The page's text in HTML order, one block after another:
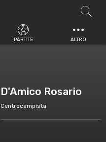
PARTITE ALTRO
D'Amico Rosario
Centrocampista